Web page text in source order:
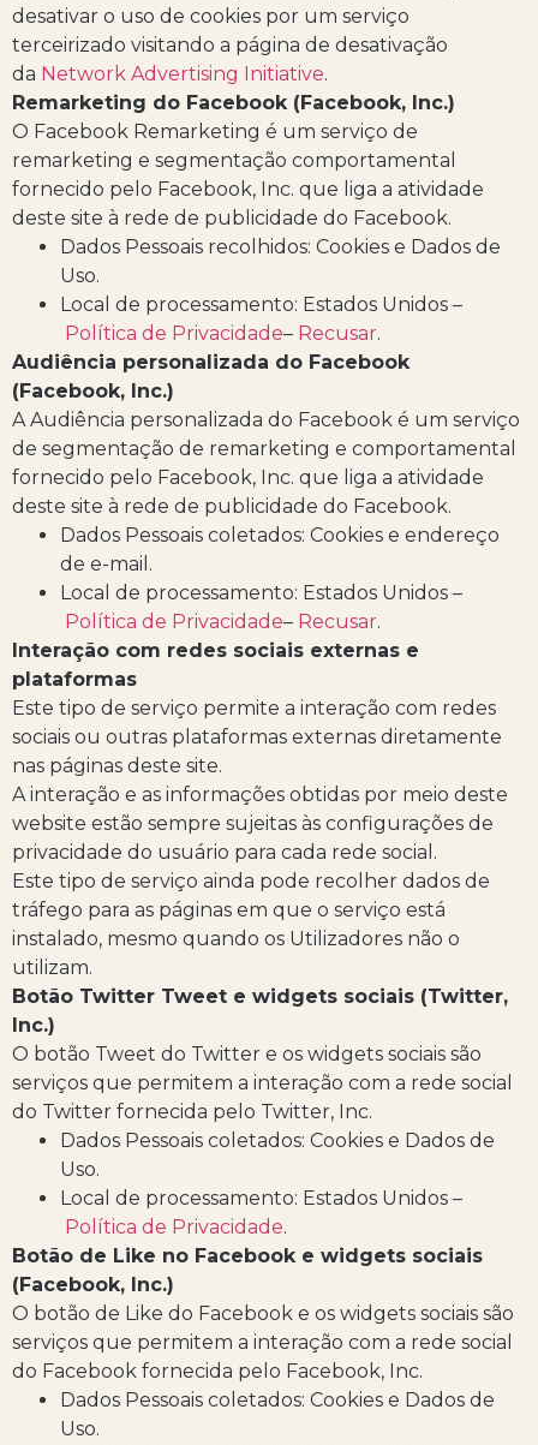
desativar o uso de cookies por um serviço
terceirizado visitando a página de desativação
da Network Advertising Initiative.
Remarketing do Facebook (Facebook, Inc.)
O Facebook Remarketing é um serviço de
remarketing e segmentação comportamental
fornecido pelo Facebook, Inc. que liga a atividade
deste site à rede de publicidade do Facebook.
Dados Pessoais recolhidos: Cookies e Dados de
Uso.
Local de processamento: Estados Unidos –
Política de Privacidade– Recusar.
Audiência personalizada do Facebook
(Facebook, Inc.)
A Audiência personalizada do Facebook é um serviço
de segmentação de remarketing e comportamental
fornecido pelo Facebook, Inc. que liga a atividade
deste site à rede de publicidade do Facebook.
Dados Pessoais coletados: Cookies e endereço
de e-mail.
Local de processamento: Estados Unidos –
Política de Privacidade– Recusar.
Interação com redes sociais externas e
plataformas
Este tipo de serviço permite a interação com redes
sociais ou outras plataformas externas diretamente
nas páginas deste site.
A interação e as informações obtidas por meio deste
website estão sempre sujeitas às configurações de
privacidade do usuário para cada rede social.
Este tipo de serviço ainda pode recolher dados de
tráfego para as páginas em que o serviço está
instalado, mesmo quando os Utilizadores não o
utilizam.
Botão Twitter Tweet e widgets sociais (Twitter,
Inc.)
O botão Tweet do Twitter e os widgets sociais são
serviços que permitem a interação com a rede social
do Twitter fornecida pelo Twitter, Inc.
Dados Pessoais coletados: Cookies e Dados de
Uso.
Local de processamento: Estados Unidos –
Política de Privacidade.
Botão de Like no Facebook e widgets sociais
(Facebook, Inc.)
O botão de Like do Facebook e os widgets sociais são
serviços que permitem a interação com a rede social
do Facebook fornecida pelo Facebook, Inc.
Dados Pessoais coletados: Cookies e Dados de
Uso.